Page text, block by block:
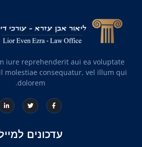
iure reprehenderit aui ea voluptate
molestiae consequatur, vel illum qui
dolorem.
עדכונים